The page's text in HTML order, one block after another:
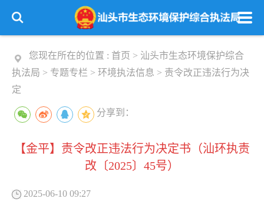
您现在所在的位置 : 首页 > 汕头市生态环境保护综合
执法局 > 专题专栏 > 环境执法信息 > 责令改正违法行为决
定
分享到：
【金平】责令改正违法行为决定书（汕环执责
改〔2025〕45号）
2025-06-10 09:27